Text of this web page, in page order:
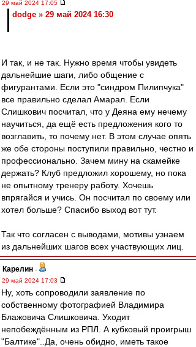
29 май 2024 17:05
dodge » 29 май 2024 16:30
И так, и не так. Нужно время чтобы увидеть
дальнейшие шаги, либо общение с
фигурантами. Если это "синдром Пилипчука"
все правильно сделал Амарал. Если
Слишкович посчитал, что у Деяна ему нечему
научиться, да ещё есть предложения кого то
возглавить, то почему нет. В этом случае опять
же обе стороны поступили правильно, честно и
профессионально. Зачем мину на скамейке
держать? Клуб предложил хорошему, но пока
не опытному тренеру работу. Хочешь
впрягайся и учись. Он посчитал по своему или
хотел больше? Спасибо выход вот тут.
Так что согласен с выводами, мотивы узнаем
из дальнейших шагов всех участвующих лиц.
Карелин -
29 май 2024 17:03
Ну, хоть сопроводили заявление по
собственному фотографией Владимира
Блажовича Слишковича. Уходит
непобеждённым из РПЛ. А кубковый проигрыш
"Балтике"..Да, очень обидно, иметь такое